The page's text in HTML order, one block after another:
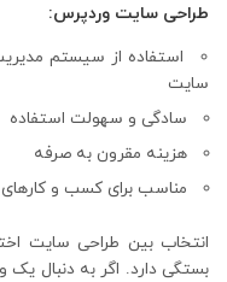
طراحی سایت وردپرس:
استفاده از سیستم
سایت
سادگی و سهولت استفاده
هزینه مقرون به صرفه
مناسب برای کسب و
انتخاب بین طراحی سایت
بستگی دارد. اگر به دنبال